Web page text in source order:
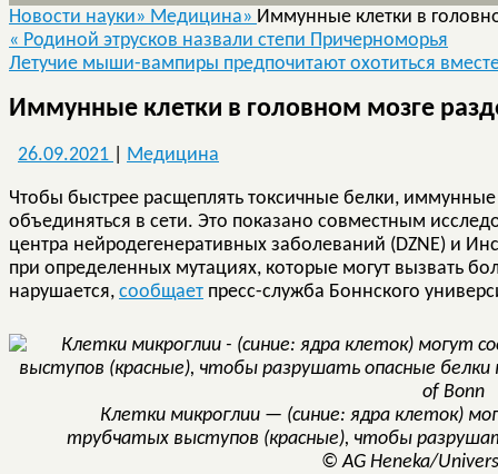
Новости науки» Медицина» Иммунные клетки в
« Родиной этрусков назвали степи Причерноморья
Летучие мыши-вампиры предпочитают охотиться
Иммунные клетки в головном мозге
26.09.2021 Медицина
Чтобы быстрее расщеплять токсичные белки,
объединяться в сети. Это показано совместным
центра нейродегенеративных заболеваний (DZNE) и
при определенных мутациях, которые могут вызвать
нарушается, сообщает пресс-служба Боннского
Клетки микроглии — (синие: ядра клеток)
трубчатых выступов (красные), чтобы
© AG Heneka/